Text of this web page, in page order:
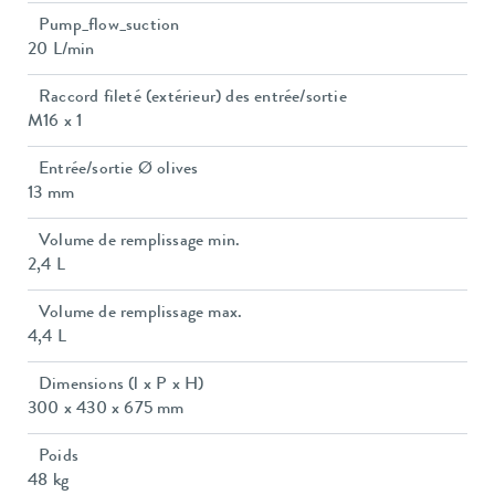
Pump_flow_suction
20 L/min
Raccord fileté (extérieur) des entrée/sortie
M16 x 1
Entrée/sortie Ø olives
13 mm
Volume de remplissage min.
2,4 L
Volume de remplissage max.
4,4 L
Dimensions (l x P x H)
300 x 430 x 675 mm
Poids
48 kg